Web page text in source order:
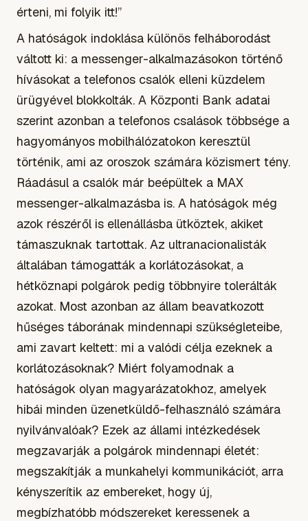
érteni, mi folyik itt!”
A hatóságok indoklása különös felháborodást
váltott ki: a messenger-alkalmazásokon történő
hívásokat a telefonos csalók elleni küzdelem
ürügyével blokkolták. A Központi Bank adatai
szerint azonban a telefonos csalások többsége a
hagyományos mobilhálózatokon keresztül
történik, ami az oroszok számára közismert tény.
Ráadásul a csalók már beépültek a MAX
messenger-alkalmazásba is. A hatóságok még
azok részéről is ellenállásba ütköztek, akiket
támaszuknak tartottak. Az ultranacionalisták
általában támogatták a korlátozásokat, a
hétköznapi polgárok pedig többnyire tolerálták
azokat. Most azonban az állam beavatkozott
hűséges táborának mindennapi szükségleteibe,
ami zavart keltett: mi a valódi célja ezeknek a
korlátozásoknak? Miért folyamodnak a
hatóságok olyan magyarázatokhoz, amelyek
hibái minden üzenetküldő-felhasználó számára
nyilvánvalóak? Ezek az állami intézkedések
megzavarják a polgárok mindennapi életét:
megszakítják a munkahelyi kommunikációt, arra
kényszerítik az embereket, hogy új,
megbízhatóbb módszereket keressenek a